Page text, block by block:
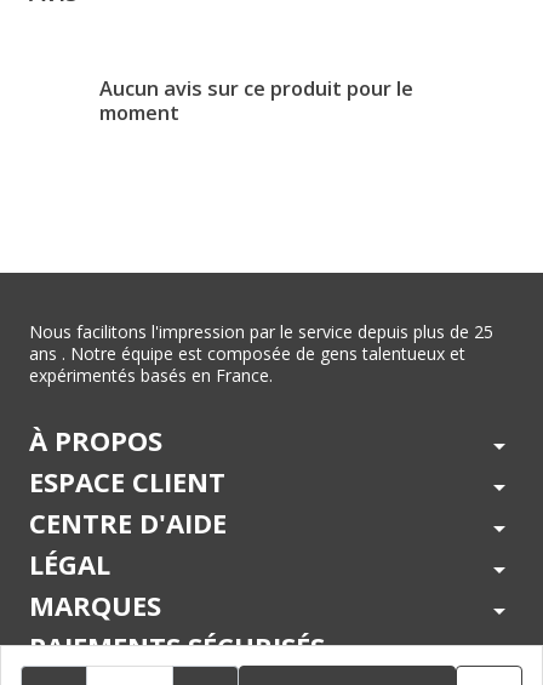
Aucun avis sur ce produit pour le
moment
Nous facilitons l'impression par le service depuis plus de 25
ans . Notre équipe est composée de gens talentueux et
expérimentés basés en France.
À PROPOS arrow_drop_down
ESPACE CLIENT arrow_drop_down
CENTRE D'AIDE arrow_drop_down
LÉGAL arrow_drop_down
MARQUES arrow_drop_down
PAIEMENTS SÉCURISÉS arrow_drop_down